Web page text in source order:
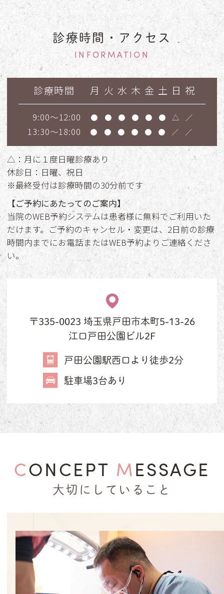
診療時間・アクセス
INFORMATION
診療時間 月 火 水 木 金 土 日 祝
9:00～12:00 ● ● ● ● ● ● △ ／
13:30～18:00 ● ● ● ● ● ● ／ ／
△：月に１度日曜診療あり
休診日：日曜、祝日
※最終受付は診療時間の30分前です
【ご予約にあたってのご案内】
当院のWEB予約システムは患者様に無料でご利用いた
だけます。ご予約のキャンセル・変更は、2日前の診療
時間内までにお電話またはWEB予約よりご連絡くださ
い。
〒335-0023 埼玉県戸田市本町5-13-26
江口戸田公園ビル2F
戸田公園駅西口より徒歩2分
駐車場3台あり
CONCEPT MESSAGE
大切にしていること